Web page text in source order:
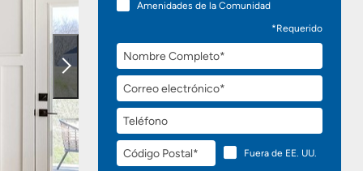
Amenidades de la Comunidad
*Requerido
Nombre
Completo
Correo
electrónico
Teléfono
Código
Postal
Fuera de EE. UU.